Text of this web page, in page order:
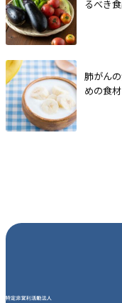
るべき
肺がん
めの食